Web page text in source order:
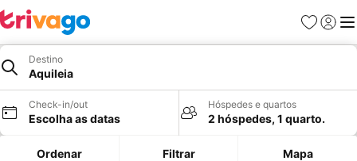
Favoritos
Iniciar
Destino
Aquileia
Check-in/out
Escolha as datas
Hóspedes e quartos
2 hóspedes, 1 quarto.
Ordenar Filtrar Mapa